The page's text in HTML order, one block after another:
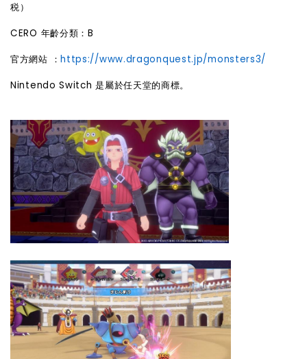
税）
CERO 年齡分類：B
官方網站 ：https://www.dragonquest.jp/monsters3/
Nintendo Switch 是屬於任天堂的商標。